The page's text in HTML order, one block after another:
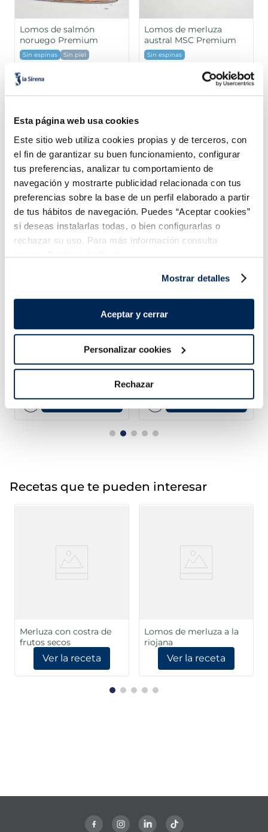
Esta página web usa cookies
Este sitio web utiliza cookies propias y de terceros, con
el fin de garantizar su buen funcionamiento, configurar
tus preferencias, analizar tu comportamiento de
navegación y mostrarte publicidad relacionada con tus
preferencias sobre la base de un perfil elaborado a partir
de tus hábitos de navegación. Puedes “Aceptar cookies”
si deseas instalarlas todas, o bien configurarlas o
rechazar su uso. Para más información consulta
nuestraPolítica de Cookies.
Mostrar detalles
Aceptar y cerrar
Personalizar cookies
Rechazar
Lomos de merluza
austral MSC Premium
Sin espinas
15,99 €
Sin espinas Sin piel
Pack 480g
¡Combínalo y hazte un menú de 10!
Arroz blanco micro
Listísimos
Brócoli
Recetas que te pueden interesar
Merluza con costra de
frutos secos
Ver la receta
Lomos de merluza a la
riojana
Ver la receta